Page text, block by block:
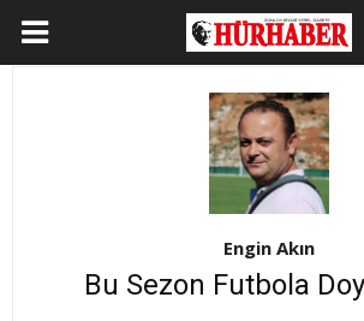
Engin Akın
Bu Sezon Futbola